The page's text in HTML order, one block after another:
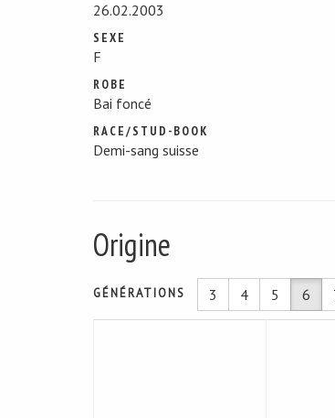
26.02.2003
SEXE
F
ROBE
Bai foncé
RACE/STUD-BOOK
Demi-sang suisse
Origine
GÉNÉRATIONS 3 4 5 6